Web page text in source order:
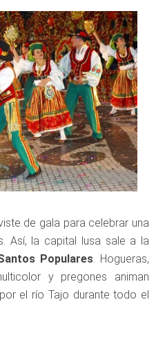
de gala para celebrar una
Así, la capital lusa sale a la
Populares. Hogueras,
y pregones animan
el río Tajo durante todo el